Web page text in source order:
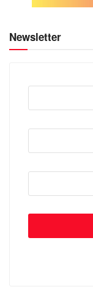
Newsletter